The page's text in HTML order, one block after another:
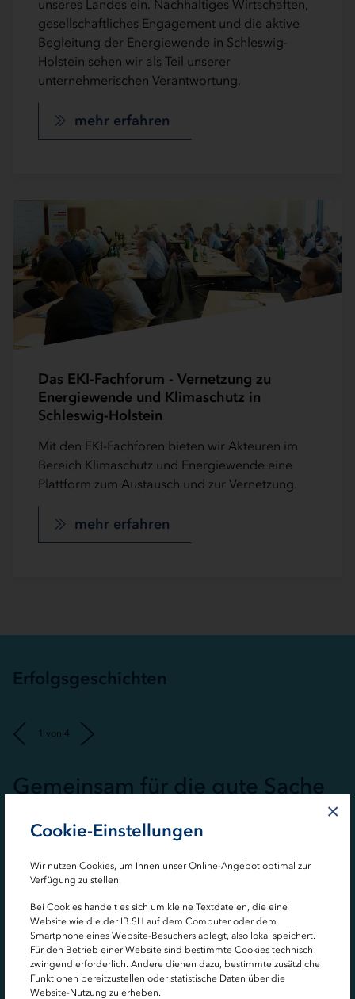
Cookie-Einstellungen
Wir nutzen Cookies, um Ihnen unser Online-Angebot optimal zur
Verfügung zu stellen.
Bei Cookies handelt es sich um kleine Textdateien, die eine
Website wie die der IB.SH auf dem Computer oder dem
Smartphone eines Website-Besuchers ablegt, also lokal speichert.
Für den Betrieb einer Website sind bestimmte Cookies technisch
zwingend erforderlich. Andere dienen dazu, bestimmte zusätzliche
Funktionen bereitzustellen oder statistische Daten über die
Website-Nutzung zu erheben.
×
unseres Landes ein. Nachhaltiges Wirtschaften,
gesellschaftliches Engagement und die aktive
Begleitung der Energiewende in Schleswig-
Holstein sehen wir als Teil unserer
unternehmerischen Verantwortung.
mehr erfahren
Das EKI-Fachforum - Vernetzung zu
Energiewende und Klimaschutz in
Schleswig-Holstein
Mit den EKI-Fachforen bieten wir Akteuren im
Bereich Klimaschutz und Energiewende eine
Plattform zum Austausch und zur Vernetzung.
mehr erfahren
Erfolgsgeschichten
Vorheriges
1 von 4
Gemeinsam für die gute Sache
UNDINE II zeigt Vielfalt und
Meeres
Großer Erfolg - Kleiner Wurm
Kiels intelligente Energie-